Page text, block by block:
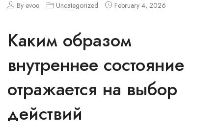
By evoq Uncategorized February 4, 2026
Каким образом
внутреннее состояние
отражается на выбор
действий